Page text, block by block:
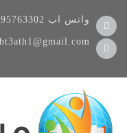
واتس اب